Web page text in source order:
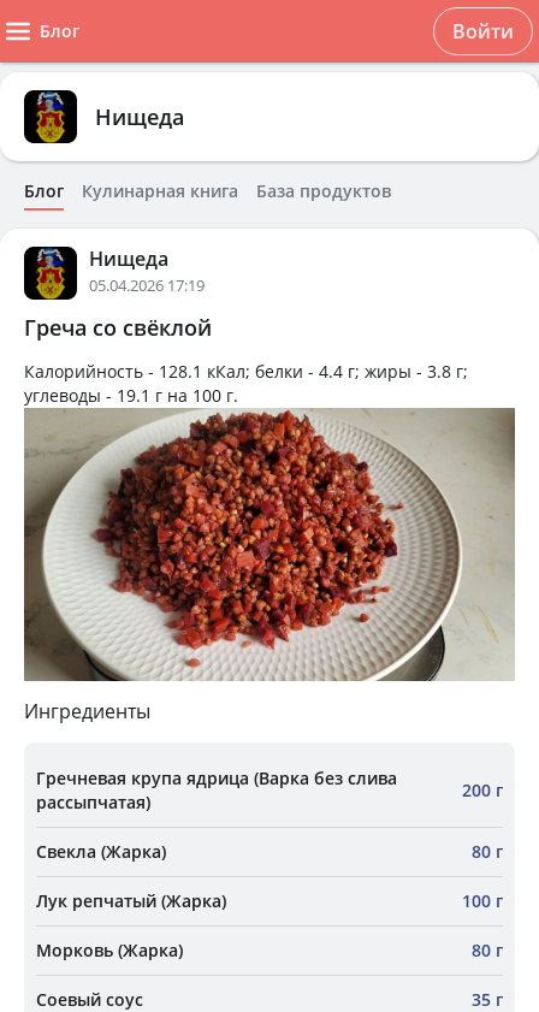
Блог Войти
Нищеда
Блог Кулинарная книга База продуктов
Нищеда
05.04.2026 17:19
Греча со свёклой
Калорийность - 128.1 кКал; белки - 4.4 г; жиры - 3.8 г;
углеводы - 19.1 г на 100 г.
Ингредиенты
Гречневая крупа ядрица (Варка без слива
рассыпчатая)
200 г
Свекла (Жарка) 80 г
Лук репчатый (Жарка) 100 г
Морковь (Жарка) 80 г
Соевый соус 35 г